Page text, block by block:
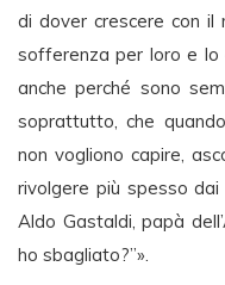
di dover crescere con il
sofferenza per loro e lo
anche perché sono
soprattutto, che
non vogliono capire,
rivolgere più spesso
Aldo Gastaldi, papà
ho sbagliato?”».